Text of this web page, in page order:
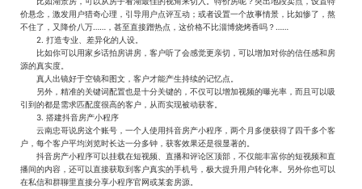
价悬念，激发用户猎奇心理，引导用户点评互动；或者设置一个故事情景，比如惨了，熬
不住了，又降价八万……，甚至直接蹭热点，这价格不比淄博烧烤香吗？……
2. 打造专业、差异化的人设。
比如你可以用家乡话拍房讲房，客户听了会感觉更亲切，可以增加对你的信任感和房
源的真实度。
真人出镜好于空镜和图文，客户才能产生持续的记忆点。
另外，精准的关键词配置也是十分关键的，不仅可以增加视频的曝光率，而且可以吸
引到的都是需求匹配度很高的客户，从而实现被动获客。
3. 搭建抖音房产小程序
云南忠哥说房这个账号，一个人使用抖音房产小程序，两个月多便获得了四千多个客
户，每个客户平均浏览时长达一分多钟，获客效果还是很显著的。
抖音房产小程序可以挂载在短视频、直播和评论区顶部，不仅能丰富你的短视频和直
播间的内容，还可以直接获取到客户真实的手机号，极大提升用户转化率。另外你也可以
在私信和群聊里直接分享小程序官网或某套房源。